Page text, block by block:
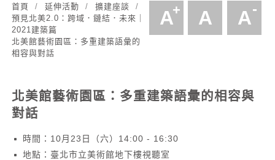
首頁 延伸活動
擴建座談
預見北美2.0：跨域．鏈結．未來｜
2021建築篇
北美館藝術園區： 多重建築語彙的
相容與對話
A+
文字尺寸
A
文字
A-
文
北美館藝術園區：多重建築語彙的相容與
對話
時間：10月23日（六）14:00 - 16:30
地點：臺北市立美術館地下樓視聽室